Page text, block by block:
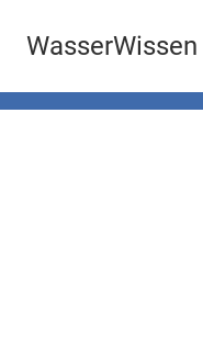
WasserWissen